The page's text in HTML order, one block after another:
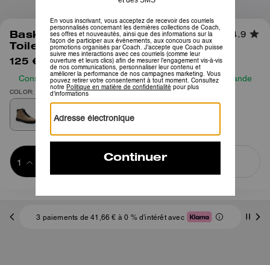
1/5
Baskets Montantes High Line En
Toile Signature
4.9
125 € 175 €
Consultez notre guide des tailles avant de passer commande
COLOR: Kaki/Noir
BAG
ACHETER MAINTENANT
3 paiements de 41,66 € à 0 % d'intérêt avec